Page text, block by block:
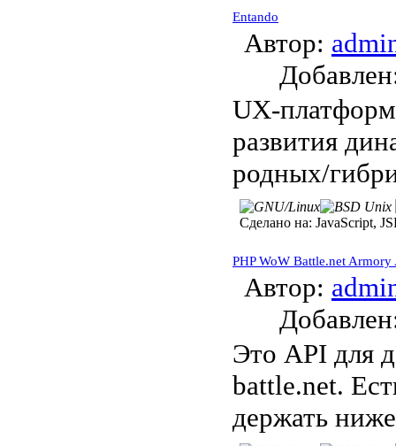
Entando
Автор:
UX-
развития
родных/
Сделано на: JavaScript,
PHP WoW Battle.net Armory
Автор:
Это API для
battle.net.
держать